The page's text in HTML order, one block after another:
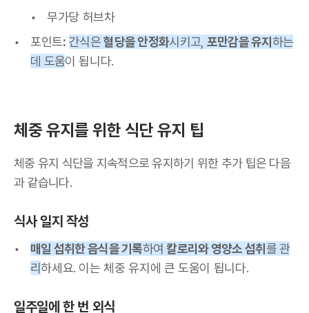
무가당 허브차
포인트: 간식은혈당을 안정화시키고, 포만감을 유지하는
데 도움이 됩니다.
체중 유지를 위한 식단 유지 팁
체중 유지 식단을 지속적으로 유지하기 위한 추가 팁은 다음
과 같습니다.
식사 일지 작성
매일 섭취한 음식을 기록하여 칼로리와 영양소 섭취를 관
리하세요. 이는 체중 유지에 큰 도움이 됩니다.
일주일에 한 번 외식